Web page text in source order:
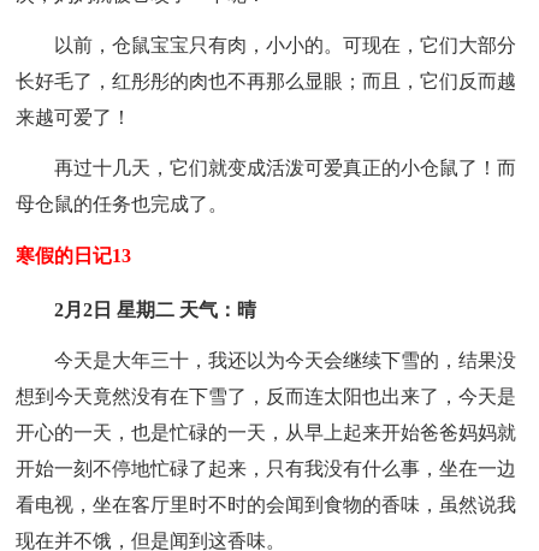
以前，仓鼠宝宝只有肉，小小的。可现在，它们大部分
长好毛了，红彤彤的肉也不再那么显眼；而且，它们反而越
来越可爱了！
再过十几天，它们就变成活泼可爱真正的小仓鼠了！而
母仓鼠的任务也完成了。
寒假的日记13
2月2日 星期二 天气：晴
今天是大年三十，我还以为今天会继续下雪的，结果没
想到今天竟然没有在下雪了，反而连太阳也出来了，今天是
开心的一天，也是忙碌的一天，从早上起来开始爸爸妈妈就
开始一刻不停地忙碌了起来，只有我没有什么事，坐在一边
看电视，坐在客厅里时不时的会闻到食物的香味，虽然说我
现在并不饿，但是闻到这香味。